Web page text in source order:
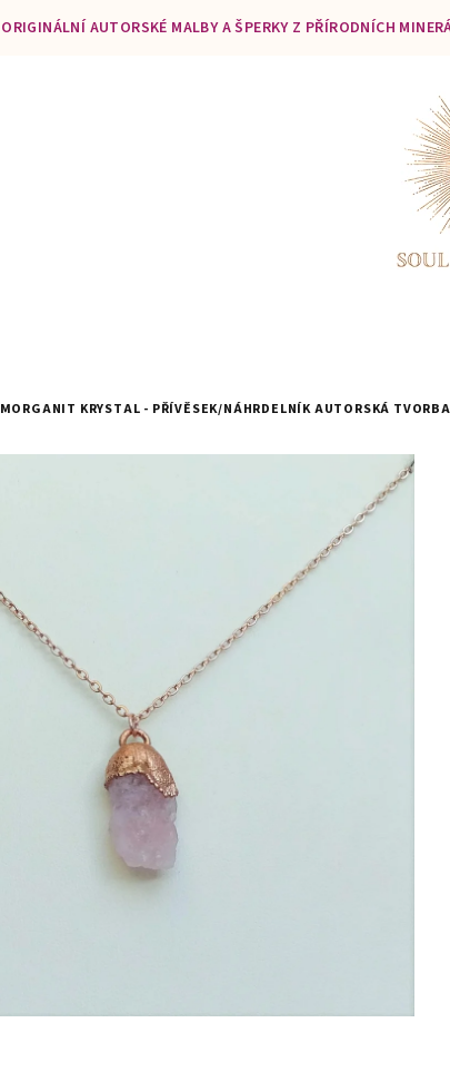
ORIGINÁLNÍ AUTORSKÉ MALBY A ŠPERKY Z PŘÍRODNÍCH
MORGANIT KRYSTAL - PŘÍVĚSEK/NÁHRDELNÍKAUTORSKÁ